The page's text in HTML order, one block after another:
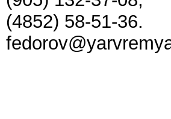
(4852) 58-51-36.